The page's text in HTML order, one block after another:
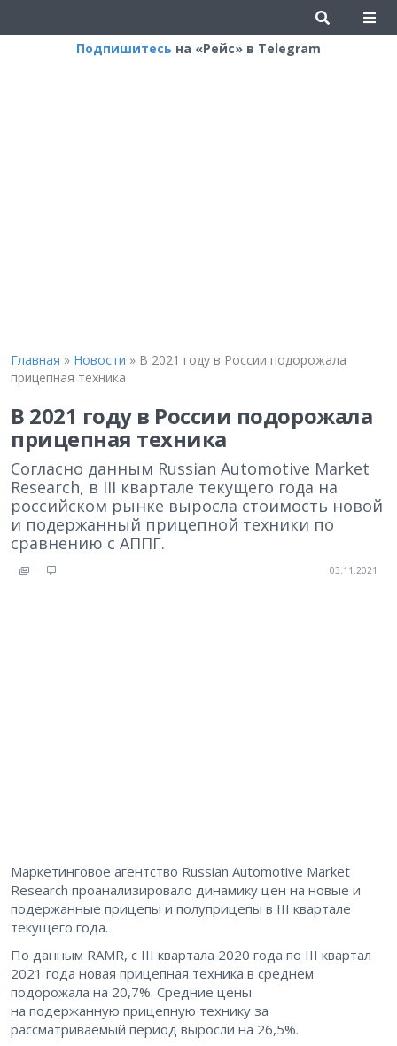
Подпишитесь на «Рейс» в Telegram
Главная » Новости » В 2021 году в России подорожала
прицепная техника
В 2021 году в России подорожала
прицепная техника
Согласно данным Russian Automotive Market
Research, в III квартале текущего года на
российском рынке выросла стоимость новой
и подержанный прицепной техники по
сравнению с АППГ.
03.11.2021
Маркетинговое агентство Russian Automotive Market
Research проанализировало динамику цен на новые и
подержанные прицепы и полуприцепы в III квартале
текущего года.
По данным RAMR, с III квартала 2020 года по III квартал
2021 года новая прицепная техника в среднем
подорожала на 20,7%. Средние цены
на подержанную прицепную технику за
рассматриваемый период выросли на 26,5%.